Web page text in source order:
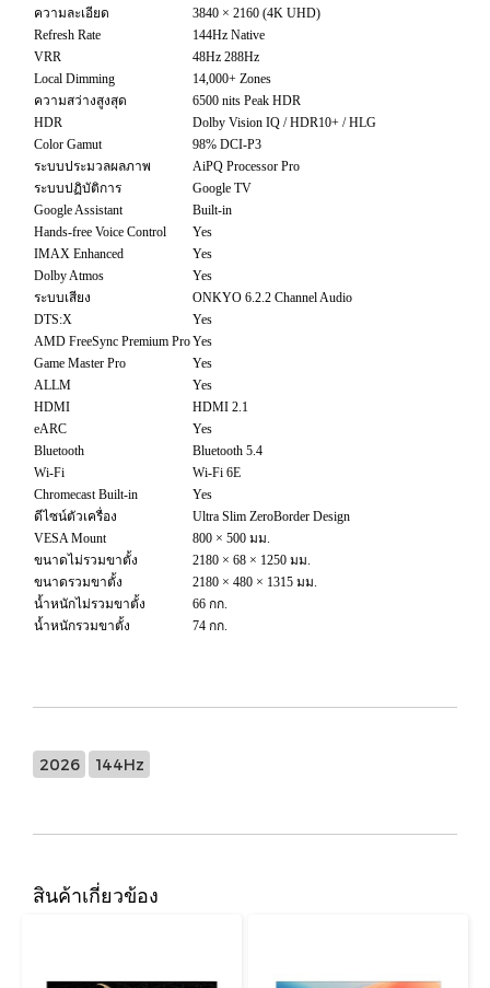
ความละเอียด
3840 × 2160 (4K UHD)
Refresh Rate
144Hz Native
VRR
48Hz 288Hz
Local Dimming
14,000+ Zones
ความสว่างสูงสุด
6500 nits Peak HDR
HDR
Dolby Vision IQ / HDR10+ / HLG
Color Gamut
98% DCI-P3
ระบบประมวลผลภาพ
AiPQ Processor Pro
ระบบปฏิบัติการ
Google TV
Google Assistant
Built-in
Hands-free Voice Control
Yes
IMAX Enhanced
Yes
Dolby Atmos
Yes
ระบบเสียง
ONKYO 6.2.2 Channel Audio
DTS:X
Yes
AMD FreeSync Premium ProYes
Game Master Pro
Yes
ALLM
Yes
HDMI
HDMI 2.1
eARC
Yes
Bluetooth
Bluetooth 5.4
Wi-Fi
Wi-Fi 6E
Chromecast Built-in
Yes
ดีไซน์ตัวเครื่อง
Ultra Slim ZeroBorder Design
VESA Mount
800 × 500 มม.
ขนาดไม่รวมขาตั้ง
2180 × 68 × 1250 มม.
ขนาดรวมขาตั้ง
2180 × 480 × 1315 มม.
น้ำหนักไม่รวมขาตั้ง
66 กก.
น้ำหนักรวมขาตั้ง
74 กก.
2026 144Hz
สินค้าเกี่ยวข้อง